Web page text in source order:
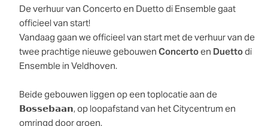
De verhuur van Concerto en Duetto di Ensemble gaat
officieel van start!
Vandaag gaan we officieel van start met de verhuur van de
twee prachtige nieuwe gebouwenConcertoenDuettodi
Ensemble in Veldhoven.
Beide gebouwen liggen op een toplocatie aan de
𝗕𝗼𝘀𝘀𝗲𝗯𝗮𝗮𝗻, op loopafstand van het Citycentrum en